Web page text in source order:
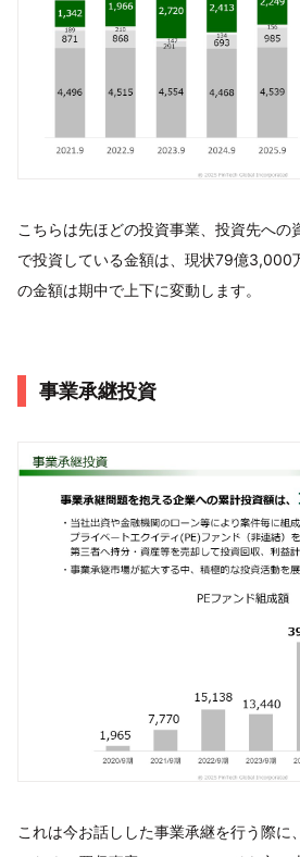
こちらは先ほどの投資事業、投資先への
で投資している金額は、現状79億3,000
の金額は期中で上下に変動します。
事業承継投資
これは今お話しした事業承継を行う際に